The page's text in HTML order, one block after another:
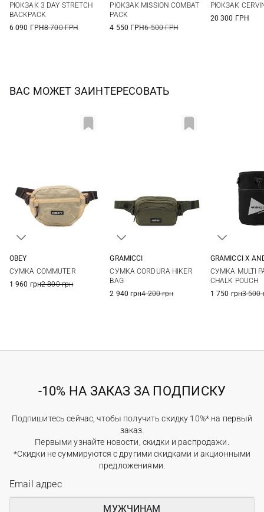
РЮКЗАК 3 DAY STRETCH
BACKPACK
6 090 ГРН8 700 ГРН
РЮКЗАК MISSION COMBAT
PACK
4 550 ГРН6 500 ГРН
РЮКЗАК
20 300 ГРН
ВАС МОЖЕТ ЗАИНТЕРЕСОВАТЬ
OBEY
СУМКА COMMUTER
1 960 грн2 800 грн
GRAMICCI
СУМКА CORDURA HIKER
BAG
2 940 грн4 200 грн
GRAMICCI X
СУМКА MULTI
CHALK POUCH
1 750 грн3 500
-10% НА ЗАКАЗ ЗА ПОДПИСКУ
Подпишитесь сейчас, чтобы получить скидку 10%* на первый
заказ.
Первыми узнайте новости, скидки и распродажи.
*Скидки не суммируются с другими скидками и акционными
предложениями.
МУЖЧИНАМ